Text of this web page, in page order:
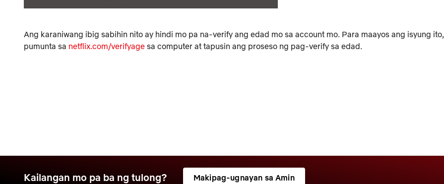
Ang karaniwang ibig sabihin nito ay hindi mo pa na-verify ang edad mo sa account mo. Para maayos ang isyung ito,
pumunta sa netflix.com/verifyage sa computer at tapusin ang proseso ng pag-verify sa edad.
Kailangan mo pa ba ng tulong? Makipag-ugnayan sa Amin